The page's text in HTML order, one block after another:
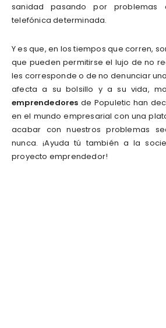
sanidad pasando por problemas
telefónica determinada.
Y es que, en los tiempos que corren,
que pueden permitirse el lujo de no
les corresponde o de no denunciar
afecta a su bolsillo y a su vida,
emprendedores de Populetic han
en el mundo empresarial con una
acabar con nuestros problemas
nunca. ¡Ayuda tú también a la
proyecto emprendedor!